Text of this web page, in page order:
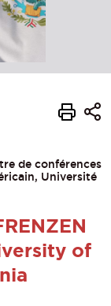
de conférences
Université
of